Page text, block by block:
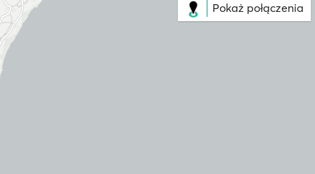
Pokaż połączenia